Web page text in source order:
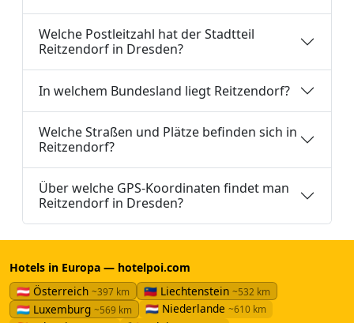
Welche Postleitzahl hat der Stadtteil
Reitzendorf in Dresden?
In welchem Bundesland liegt Reitzendorf?
Welche Straßen und Plätze befinden sich in
Reitzendorf?
Über welche GPS-Koordinaten findet man
Reitzendorf in Dresden?
Hotels in Europa — hotelpoi.com
🇦🇹 Österreich ~397 km 🇱🇮 Liechtenstein ~532 km
🇱🇺 Luxemburg ~569 km 🇳🇱 Niederlande ~610 km